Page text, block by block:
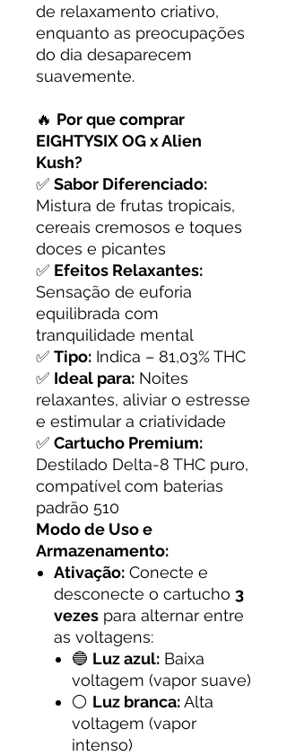
de relaxamento criativo,
enquanto as preocupações
do dia desaparecem
suavemente.
🔥 Por que comprar
EIGHTYSIX OG x Alien
Kush?
✅ Sabor Diferenciado:
Mistura de frutas tropicais,
cereais cremosos e toques
doces e picantes
✅ Efeitos Relaxantes:
Sensação de euforia
equilibrada com
tranquilidade mental
✅ Tipo: Indica – 81,03% THC
✅ Ideal para: Noites
relaxantes, aliviar o estresse
e estimular a criatividade
✅ Cartucho Premium:
Destilado Delta-8 THC puro,
compatível com baterias
padrão 510
Modo de Uso e
Armazenamento:
Ativação: Conecte e
desconecte o cartucho 3
vezes para alternar entre
as voltagens:
🔵 Luz azul: Baixa
voltagem (vapor suave)
⚪ Luz branca:Alta
voltagem (vapor
intenso)